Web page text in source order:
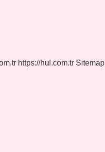
https://hul.com.tr Sitemap